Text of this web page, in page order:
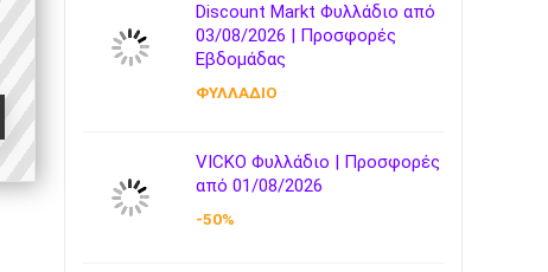
Discount Markt Φυλλάδιο από
03/08/2026 | Προσφορές
Εβδομάδας
ΦΥΛΛΑΔΙΟ
VICKO Φυλλάδιο | Προσφορές
από 01/08/2026
-50%